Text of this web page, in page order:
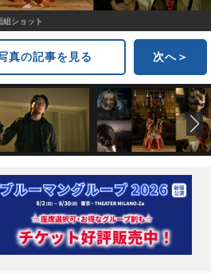
組ショット
真の記事を見る 次へ＞